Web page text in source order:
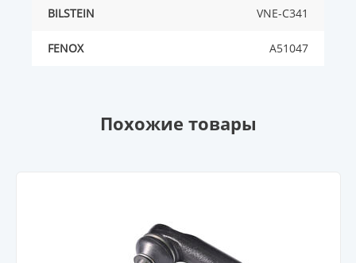
BILSTEIN VNE-C341
FENOX A51047
Похожие товары